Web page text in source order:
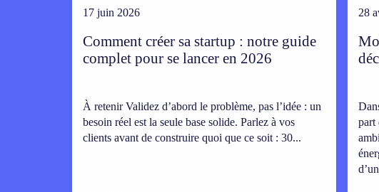
17 juin 2026
Comment créer sa startup : notre guide
complet pour se lancer en 2026
À retenir Validez d’abord le problème, pas l’idée : un
besoin réel est la seule base solide. Parlez à vos
clients avant de construire quoi que ce soit : 30...
28
part